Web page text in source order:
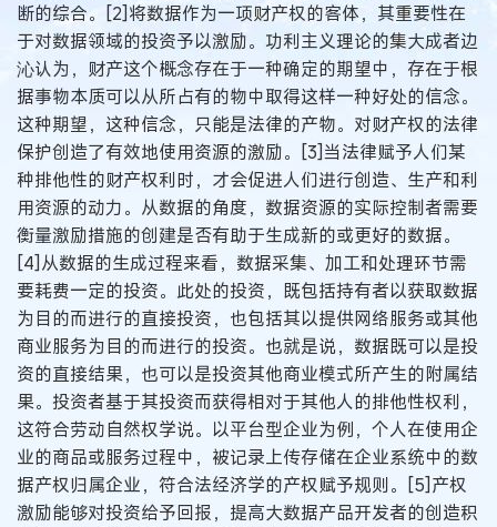
断的综合。[2]将数据作为一项财产权的客体，其重要性在
于对数据领域的投资予以激励。功利主义理论的集大成者边
沁认为，财产这个概念存在于一种确定的期望中，存在于根
据事物本质可以从所占有的物中取得这样一种好处的信念。
这种期望，这种信念，只能是法律的产物。对财产权的法律
保护创造了有效地使用资源的激励。[3]当法律赋予人们某
种排他性的财产权利时，才会促进人们进行创造、生产和利
用资源的动力。从数据的角度，数据资源的实际控制者需要
衡量激励措施的创建是否有助于生成新的或更好的数据。
[4]从数据的生成过程来看，数据采集、加工和处理环节需
要耗费一定的投资。此处的投资，既包括持有者以获取数据
为目的而进行的直接投资，也包括其以提供网络服务或其他
商业服务为目的而进行的投资。也就是说，数据既可以是投
资的直接结果，也可以是投资其他商业模式所产生的附属结
果。投资者基于其投资而获得相对于其他人的排他性权利，
这符合劳动自然权学说。以平台型企业为例，个人在使用企
业的商品或服务过程中，被记录上传存储在企业系统中的数
据产权归属企业，符合法经济学的产权赋予规则。[5]产权
激励能够对投资给予回报，提高大数据产品开发者的创造积